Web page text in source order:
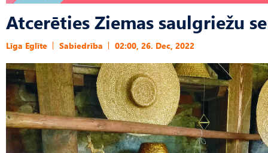
Atcerēties Ziemas saulgriežu
Līga Eglīte Sabiedrība 02:00, 26. Dec, 2022